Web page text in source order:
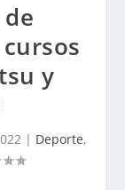
y
| Deporte,